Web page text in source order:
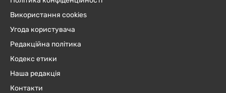
Використання cookies
Угода користувача
Редакційна політика
Кодекс етики
Наша редакція
Контакти